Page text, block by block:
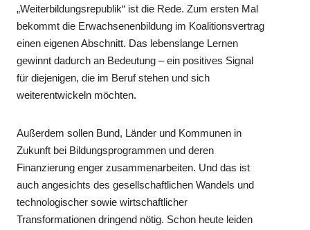
„Weiterbildungsrepublik“ ist die Rede. Zum ersten Mal
bekommt die Erwachsenenbildung im Koalitionsvertrag
einen eigenen Abschnitt. Das lebenslange Lernen
gewinnt dadurch an Bedeutung – ein positives Signal
für diejenigen, die im Beruf stehen und sich
weiterentwickeln möchten.
Außerdem sollen Bund, Länder und Kommunen in
Zukunft bei Bildungsprogrammen und deren
Finanzierung enger zusammenarbeiten. Und das ist
auch angesichts des gesellschaftlichen Wandels und
technologischer sowie wirtschaftlicher
Transformationen dringend nötig. Schon heute leiden